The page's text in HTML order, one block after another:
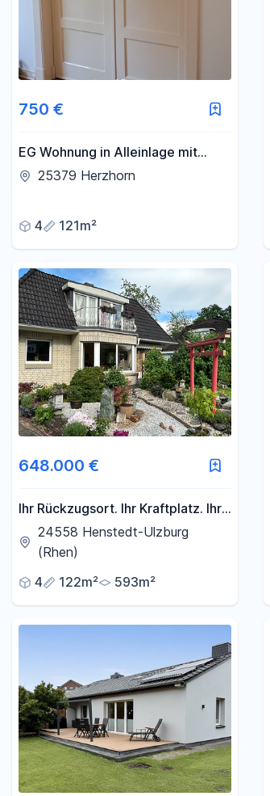
750 €
EG Wohnung in Alleinlage mit
großem eigenem Gartenanteil
25379 Herzhorn
4 121m²
648.000 €
Ihr Rückzugsort. Ihr Kraftplatz. Ihr
Zuhause.
24558 Henstedt-Ulzburg
(Rhen)
4
122m² 593m²